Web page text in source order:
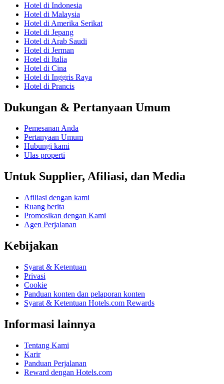
Hotel di Indonesia
Hotel di Malaysia
Hotel di Amerika Serikat
Hotel di Jepang
Hotel di Arab Saudi
Hotel di Jerman
Hotel di Italia
Hotel di Cina
Hotel di Inggris Raya
Hotel di Prancis
Dukungan & Pertanyaan Umum
Pemesanan Anda
Pertanyaan Umum
Hubungi kami
Ulas properti
Untuk Supplier, Afiliasi, dan Media
Afiliasi dengan kami
Ruang berita
Promosikan dengan Kami
Agen Perjalanan
Kebijakan
Syarat & Ketentuan
Privasi
Cookie
Panduan konten dan pelaporan konten
Syarat & Ketentuan Hotels.com Rewards
Informasi lainnya
Tentang Kami
Karir
Panduan Perjalanan
Reward dengan Hotels.com